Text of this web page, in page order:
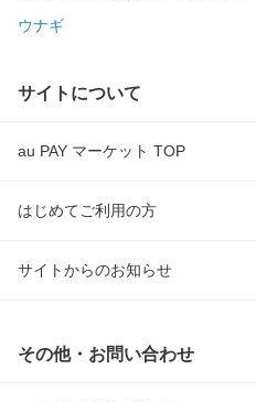
ウナギ
サイトについて
au PAY マーケット TOP
はじめてご利用の方
サイトからのお知らせ
その他・お問い合わせ